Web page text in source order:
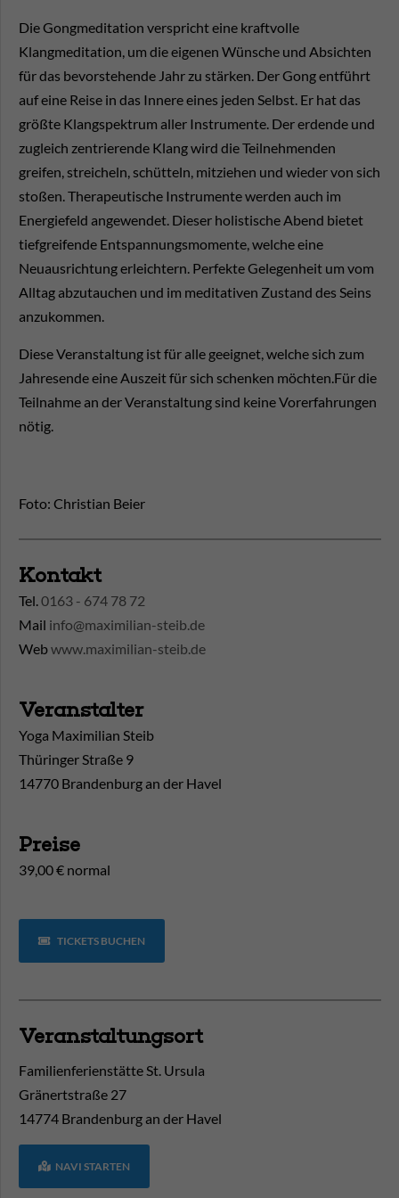
Die Gongmeditation verspricht eine kraftvolle
Klangmeditation, um die eigenen Wünsche und Absichten
für das bevorstehende Jahr zu stärken. Der Gong entführt
auf eine Reise in das Innere eines jeden Selbst. Er hat das
größte Klangspektrum aller Instrumente. Der erdende und
zugleich zentrierende Klang wird die Teilnehmenden
greifen, streicheln, schütteln, mitziehen und wieder von sich
stoßen. Therapeutische Instrumente werden auch im
Energiefeld angewendet. Dieser holistische Abend bietet
tiefgreifende Entspannungsmomente, welche eine
Neuausrichtung erleichtern. Perfekte Gelegenheit um vom
Alltag abzutauchen und im meditativen Zustand des Seins
anzukommen.
Diese Veranstaltung ist für alle geeignet, welche sich zum
Jahresende eine Auszeit für sich schenken möchten.Für die
Teilnahme an der Veranstaltung sind keine Vorerfahrungen
nötig.
Foto: Christian Beier
Kontakt
Tel.0163 - 674 78 72
Mail info@maximilian-steib.de
Webwww.maximilian-steib.de
Veranstalter
Yoga Maximilian Steib
Thüringer Straße 9
14770 Brandenburg an der Havel
Preise
39,00 € normal
TICKETS BUCHEN
Veranstaltungsort
Familienferienstätte St. Ursula
Gränertstraße 27
14774 Brandenburg an der Havel
NAVI STARTEN